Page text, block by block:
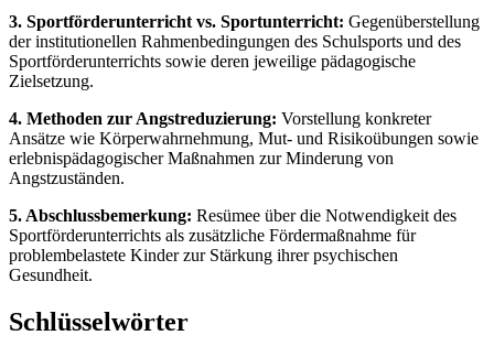
3. Sportförderunterricht vs. Sportunterricht: Gegenüberstellung
der institutionellen Rahmenbedingungen des Schulsports und des
Sportförderunterrichts sowie deren jeweilige pädagogische
Zielsetzung.
4. Methoden zur Angstreduzierung: Vorstellung konkreter
Ansätze wie Körperwahrnehmung, Mut- und Risikoübungen sowie
erlebnispädagogischer Maßnahmen zur Minderung von
Angstzuständen.
5. Abschlussbemerkung: Resümee über die Notwendigkeit des
Sportförderunterrichts als zusätzliche Fördermaßnahme für
problembelastete Kinder zur Stärkung ihrer psychischen
Gesundheit.
Schlüsselwörter